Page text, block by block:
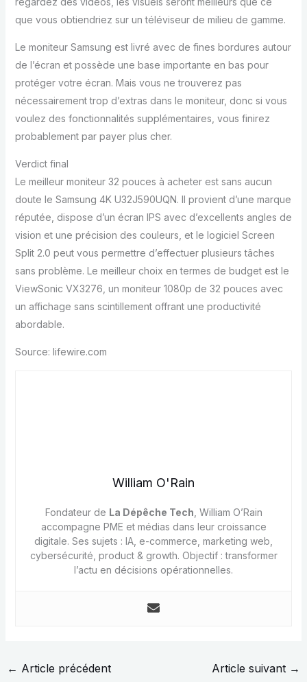
que vous obtiendriez sur un téléviseur de milieu de gamme.
Le moniteur Samsung est livré avec de fines bordures autour
de l’écran et possède une base importante en bas pour
protéger votre écran. Mais vous ne trouverez pas
nécessairement trop d’extras dans le moniteur, donc si vous
voulez des fonctionnalités supplémentaires, vous finirez
probablement par payer plus cher.
Verdict final
Le meilleur moniteur 32 pouces à acheter est sans aucun
doute le Samsung 4K U32J590UQN. Il provient d’une marque
réputée, dispose d’un écran IPS avec d’excellents angles de
vision et une précision des couleurs, et le logiciel Screen
Split 2.0 peut vous permettre d’effectuer plusieurs tâches
sans problème. Le meilleur choix en termes de budget est le
ViewSonic VX3276, un moniteur 1080p de 32 pouces avec
un affichage sans scintillement offrant une productivité
abordable.
Source: lifewire.com
William O'Rain
Fondateur de La Dépêche Tech , William O’Rain
accompagne PME et médias dans leur croissance
digitale. Ses sujets : IA, e-commerce, marketing web,
cybersécurité, product & growth. Objectif : transformer
l’actu en décisions opérationnelles.
← Article précédent Article suivant →